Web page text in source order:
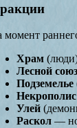
момент
Храм
Лесной союз
Подземелье
Некрополис
Улей
Раскол —